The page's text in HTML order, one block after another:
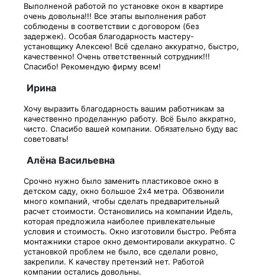
Выполненой работой по установке окон в квартире
очень довольна!!! Все этапы выполнения работ
соблюдены в соответствии с договором (без
задержек). Особая благодарность мастеру-
установщику Алексею! Всё сделано аккуратно, быстро,
качественно! Очень ответственный сотрудник!!!
Спасибо! Рекомендую фирму всем!
Ирина
Хочу выразить благодарность вашим работникам за
качественно проделанную работу. Всё Было аккратно,
чисто. Спасибо вашей компании. Обязательно буду вас
советовать!
Алёна Васильевна
Срочно нужно было заменить пластиковое окно в
детском саду, окно большое 2х4 метра. Обзвонили
много компаний, чтобы сделать предварительный
расчет стоимости. Остановились на компании Идель,
которая предложила наиболее привлекательные
условия и стоимость. Окно изготовили быстро. Ребята
монтажники старое окно демонтировали аккуратно. С
установкой проблем не было, все сделали ровно,
закрепили. К качеству претензий нет. Работой
компании остались довольны.